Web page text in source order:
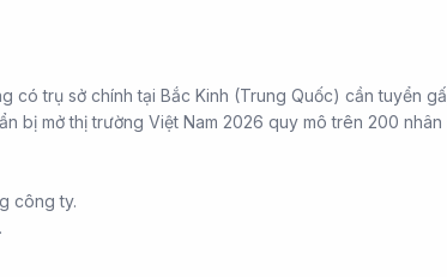
có trụ sở chính tại Bắc Kinh (Trung Quốc) cần tuyển
bị mở thị trường Việt Nam 2026 quy mô trên 200 nhân
công ty.